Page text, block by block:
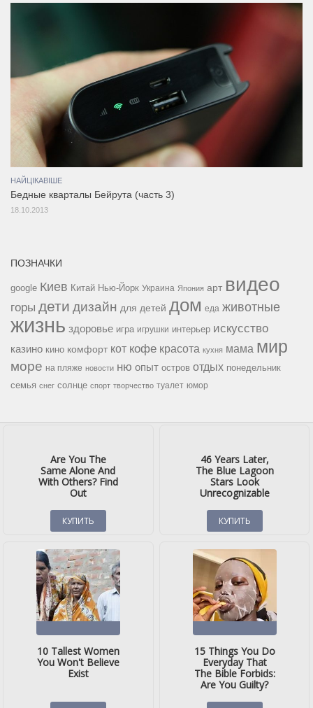
НАЙЦІКАВІШЕ
Бедные кварталы Бейрута (часть 3)
18.10.2013
ПОЗНАЧКИ
google Киев Китай Нью-Йорк Украина Япония арт видео
горы дети дизайн для детей дом еда животные
жизнь здоровье игра игрушки интерьер искусство
казино кино комфорт кот кофе красота кухня мама мир
море на пляже новости ню опыт остров отдых понедельник
семья снег солнце спорт творчество туалет юмор